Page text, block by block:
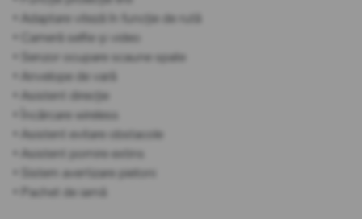
• Adaptare viteză în funcție de rută
• Cameră selfie și video
• Senzor ocupare scaune spate
• Anvelope de vară
• Asistent direcție
• Încărcare wireless
• Asistent evitare obstacole
• Asistent pornire extins
• Sistem avertizare pietoni
• Pachet de iarnă